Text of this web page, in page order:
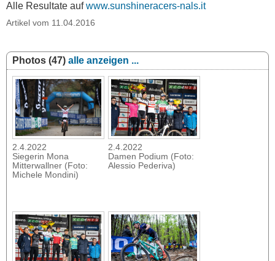
Alle Resultate aufwww.sunshineracers-nals.it
Artikel vom 11.04.2016
Photos (47) alle anzeigen ...
2.4.2022
Siegerin Mona
Mitterwallner (Foto:
Michele Mondini)
2.4.2022
Damen Podium (Foto:
Alessio Pederiva)